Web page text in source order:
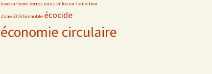
taxe carbone terres rares villes en transition
Zone ZCR Grenoble écocide
économie circulaire